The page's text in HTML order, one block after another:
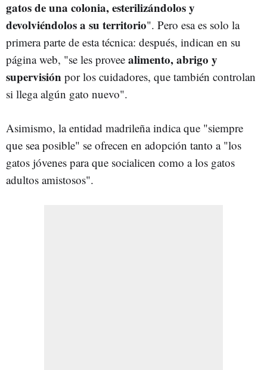
gatos de una colonia, esterilizándolos y
devolviéndolos a su territorio". Pero esa es solo la
primera parte de esta técnica: después, indican en su
página web, "se les provee alimento, abrigo y
supervisión por los cuidadores, que también controlan
si llega algún gato nuevo".
Asimismo, la entidad madrileña indica que "siempre
que sea posible" se ofrecen en adopción tanto a "los
gatos jóvenes para que socialicen como a los gatos
adultos amistosos".